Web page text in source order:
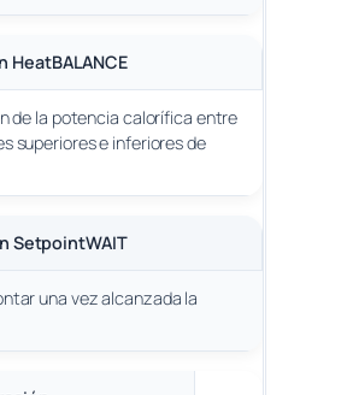
HeatBALANCE
de la potencia calorífica entre
superiores e inferiores de
SetpointWAIT
una vez alcanzada la